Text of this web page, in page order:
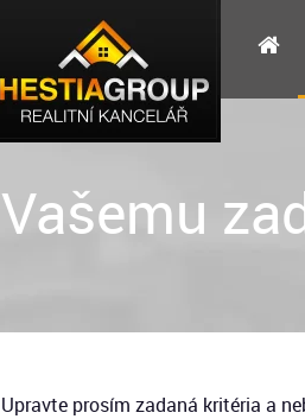
Vašemu
Upravte prosím zadaná kritéria a